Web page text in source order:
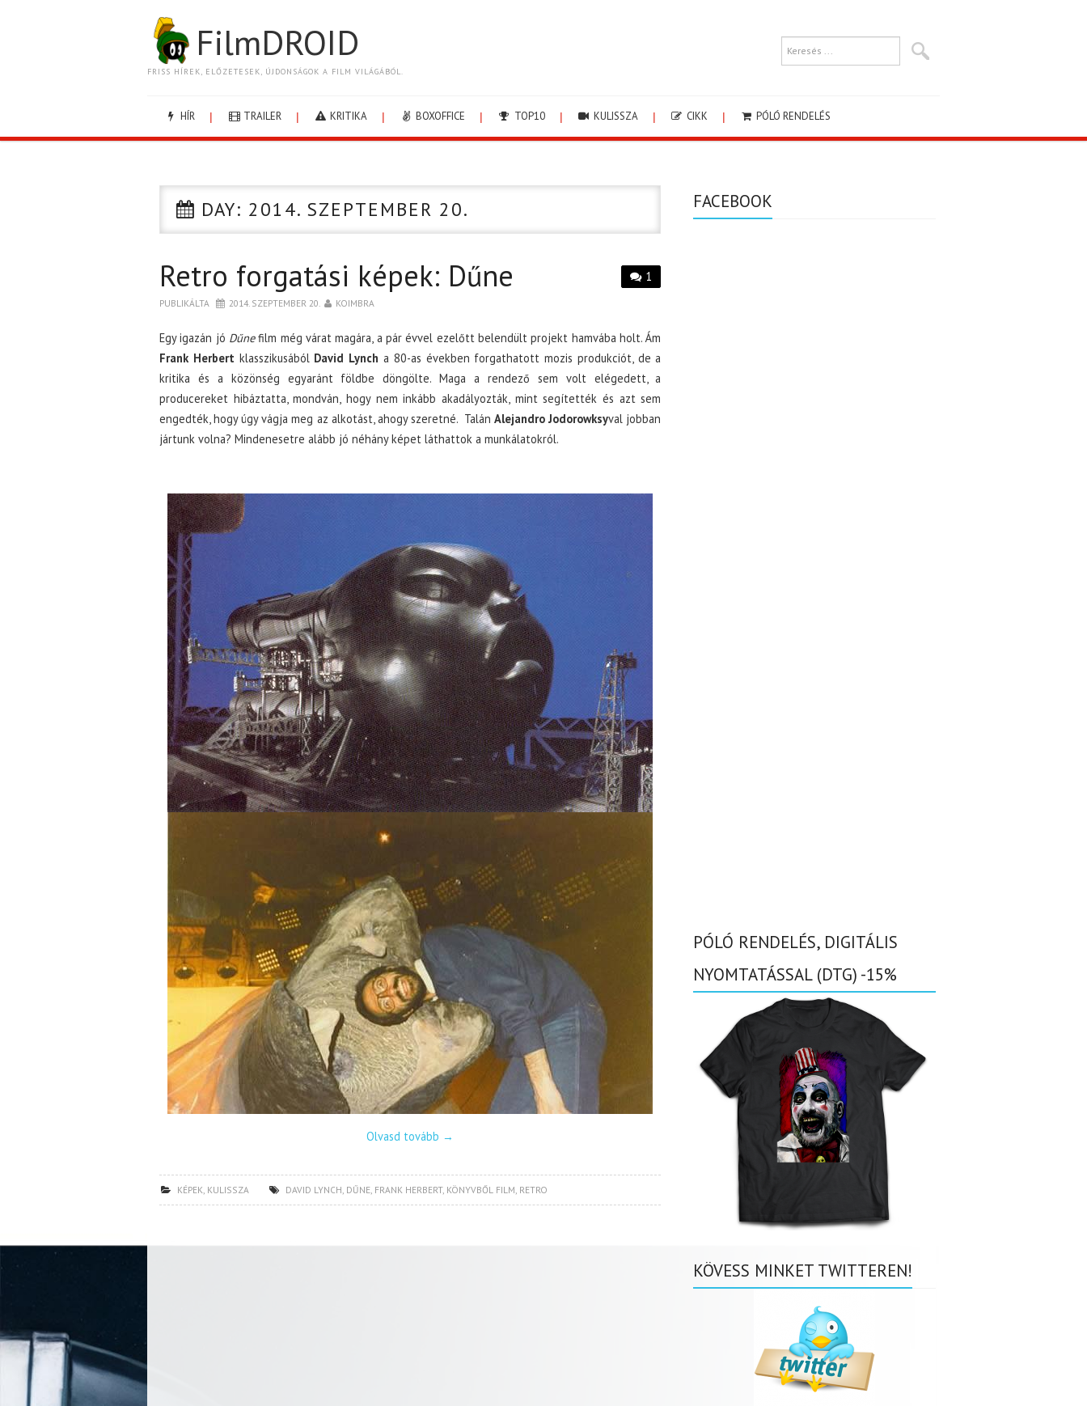
FilmDROID
FRISS HÍREK, ELŐZETESEK, ÚJDONSÁGOK A FILM VILÁGÁBÓL.
HÍR TRAILER KRITIKA BOXOFFICE TOP10 KULISSZA CIKK PÓLÓ RENDELÉS
DAY: 2014. SZEPTEMBER 20.
1
Retro forgatási képek: Dűne
PUBLIKÁLTA 2014. SZEPTEMBER 20. KOIMBRA
Egy igazán jó Dűnefilm még várat magára, a pár évvel ezelőtt belendült projekt hamvába holt. Ám
Frank Herbertklasszikusából David Lynch a 80-as években forgathatott mozis produkciót, de a
kritika és a közönség egyaránt földbe döngölte. Maga a rendező sem volt elégedett, a
producereket hibáztatta, mondván, hogy nem inkább akadályozták, mint segítették és azt sem
engedték, hogy úgy vágja meg az alkotást, ahogy szeretné. TalánAlejandro Jodorowksyval jobban
jártunk volna? Mindenesetre alább jó néhány képet láthattok a munkálatokról.
Olvasd tovább →
KÉPEK, KULISSZA DAVID LYNCH, DŰNE, FRANK HERBERT, KÖNYVBŐL FILM, RETRO
FACEBOOK
PÓLÓ RENDELÉS, DIGITÁLIS
NYOMTATÁSSAL (DTG) -15%
KÖVESS MINKET TWITTEREN!